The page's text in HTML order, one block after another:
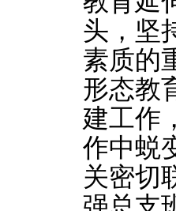
头，坚
素质的
形态教
建工作
作中蜕
关密切